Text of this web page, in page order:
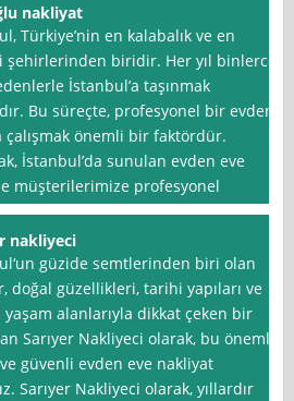
nakliyat
Türkiye’nin en kalabalık ve en
şehirlerinden biridir. Her yıl binlerce
İstanbul’a taşınmak
Bu süreçte, profesyonel bir evden
çalışmak önemli bir faktördür.
İstanbul’da sunulan evden eve
müşterilerimize profesyonel
nakliyeci
güzide semtlerinden biri olan
doğal güzellikleri, tarihi yapıları ve
alanlarıyla dikkat çeken bir
Sarıyer Nakliyeci olarak, bu önemli
güvenli evden eve nakliyat
Sarıyer Nakliyeci olarak, yıllardır